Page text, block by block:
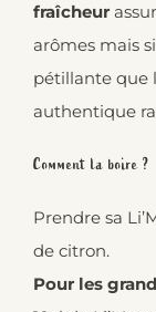
fraîcheur
arômes mais
pétillante que
authentique
Comment la boire ?
Prendre sa
de citron.
Pour les